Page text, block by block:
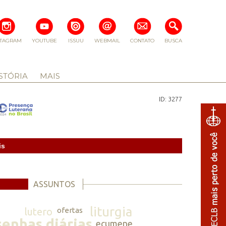
BUSCA
CONTATO
WEBMAIL
ISSUU
YOUTUBE
MAIS
ID: 3277
ASSUNTOS
lutero ofertas liturgia
ecumene